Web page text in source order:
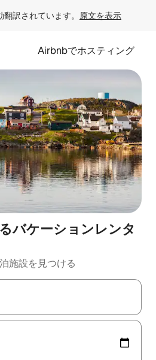
訳されています。 原文を表示
Airbnbでホスティング
バケーションレンタ
施設を見つける
、上下の矢印キーを使って移動するか